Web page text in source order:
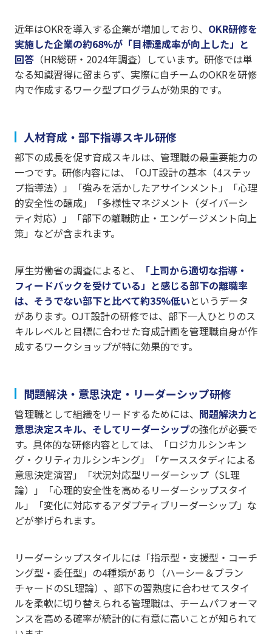
近年はOKRを導入する企業が増加しており、 OKR研修を
実施した企業の約68%が「目標達成率が向上した」と
回答 （HR総研・2024年調査）しています。研修では単
なる知識習得に留まらず、実際に自チームのOKRを研修
内で作成するワーク型プログラムが効果的です。
人材育成・部下指導スキル研修
部下の成長を促す育成スキルは、管理職の最重要能力の
一つです。研修内容には、「OJT設計の基本（4ステッ
プ指導法）」「強みを活かしたアサインメント」「心理
的安全性の醸成」「多様性マネジメント（ダイバーシ
ティ対応）」「部下の離職防止・エンゲージメント向上
策」などが含まれます。
厚生労働省の調査によると、
「上司から適切な指導・
フィードバックを受けている」と感じる部下の離職率
は、そうでない部下と比べて約35%低いというデータ
があります。OJT設計の研修では、部下一人ひとりのス
キルレベルと目標に合わせた育成計画を管理職自身が作
成するワークショップが特に効果的です。
問題解決・意思決定・リーダーシップ研修
管理職として組織をリードするためには、 問題解決力と
意思決定スキル、そしてリーダーシップの強化が必要で
す。具体的な研修内容としては、「ロジカルシンキン
グ・クリティカルシンキング」「ケーススタディによる
意思決定演習」「状況対応型リーダーシップ（SL理
論）」「心理的安全性を高めるリーダーシップスタイ
ル」「変化に対応するアダプティブリーダーシップ」な
どが挙げられます。
リーダーシップスタイルには「指示型・支援型・コーチ
ング型・委任型」の4種類があり（ハーシー＆ブラン
チャードのSL理論）、部下の習熟度に合わせてスタイ
ルを柔軟に切り替えられる管理職は、チームパフォーマ
ンスを高める確率が統計的に有意に高いことが知られて